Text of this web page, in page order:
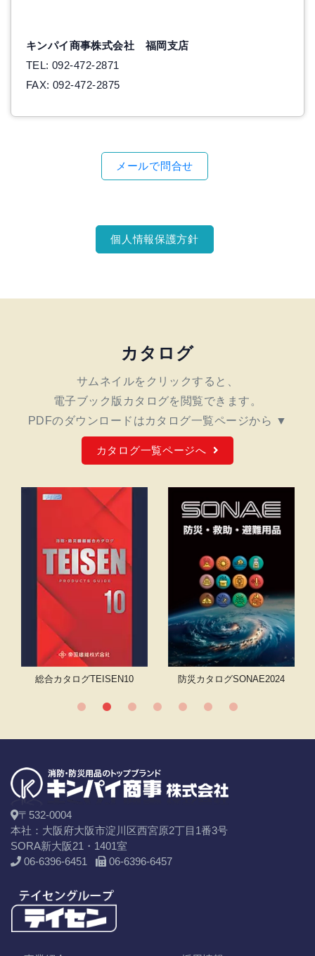
キンパイ商事株式会社 福岡支店
TEL: 092-472-2871
FAX: 092-472-2875
メールで問合せ
個人情報保護方針
カタログ
サムネイルをクリックすると、
電子ブック版カタログを閲覧できます。
PDFのダウンロードはカタログ一覧ページから ▼
カタログ一覧ページへ
総合カタログTEISEN10 防災カタログSONAE2024
〒532-0004
本社：大阪府大阪市淀川区西宮原2丁目1番3号
SORA新大阪21・1401室
06-6396-6451
06-6396-6457